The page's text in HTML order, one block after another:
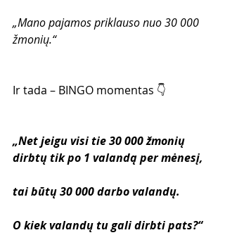
„Mano pajamos priklauso nuo 30 000
žmonių.“
Ir tada – BINGO momentas 👇
„Net jeigu visi tie 30 000 žmonių
dirbtų tik po 1 valandą per mėnesį,
tai būtų 30 000 darbo valandų.
O kiek valandų tu gali dirbti pats?“